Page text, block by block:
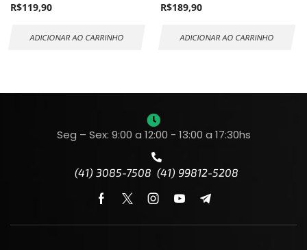
R$119,90
ADICIONAR AO CARRINHO
R$189,90
ADICIONAR AO CARRINHO
Seg – Sex: 9:00 a 12:00 - 13:00 a 17:30hs
(41) 3085-7508 (41) 99812-5208